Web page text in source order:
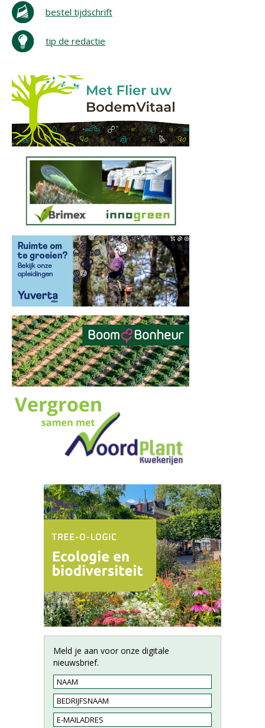
bestel tijdschrift
tip de redactie
Meld je aan voor onze digitale
nieuwsbrief.